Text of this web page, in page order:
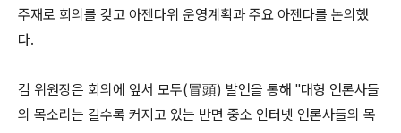
주재로 회의를 갖고 아젠다위 운영계획과 주요 아젠다를 논의했
다.
김 위원장은 회의에 앞서 모두(冒頭) 발언을 통해 "대형 언론사들
의 목소리는 갈수록 커지고 있는 반면 중소 인터넷 언론사들의 목